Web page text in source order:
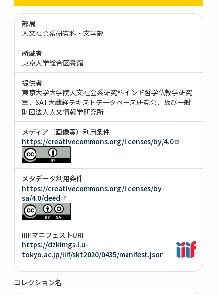
部局
人文社会系研究科・文学部
所蔵者
東京大学総合図書館
提供者
東京大学大学院人文社会系研究科インド哲学仏教学研究
室、SAT大蔵経テキストデータベース研究会、及び一般
財団法人人文情報学研究所
メディア（画像等）利用条件
https://creativecommons.org/licenses/by/4.0
メタデータ利用条件
https://creativecommons.org/licenses/by-
sa/4.0/deed
IIIFマニフェストURI
https://dzkimgs.l.u-
tokyo.ac.jp/iiif/skt2020/0435/manifest.json
コレクション名